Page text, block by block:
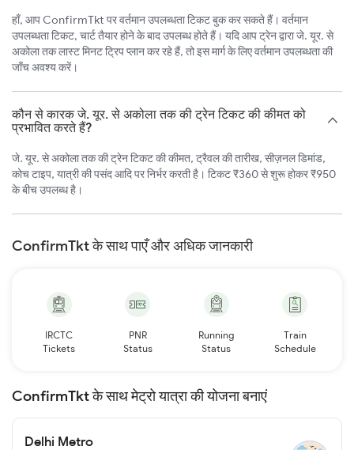
हाँ, आप ConfirmTkt पर वर्तमान उपलब्धता टिकट बुक कर सकते हैं। वर्तमान
उपलब्धता टिकट, चार्ट तैयार होने के बाद उपलब्ध होते हैं। यदि आप ट्रेन द्वारा जे. यूर. से
अकोला तक लास्ट मिनट ट्रिप प्लान कर रहे हैं, तो इस मार्ग के लिए वर्तमान उपलब्धता की
जाँच अवश्य करें।
कौन से कारक जे. यूर. से अकोला तक की ट्रेन टिकट की कीमत को
प्रभावित करते हैं?
जे. यूर. से अकोला तक की ट्रेन टिकट की कीमत, ट्रैवल की तारीख, सीज़नल डिमांड,
कोच टाइप, यात्री की पसंद आदि पर निर्भर करती है। टिकट ₹360 से शुरू होकर ₹950
के बीच उपलब्ध है।
ConfirmTkt के साथ पाएँ और अधिक जानकारी
IRCTC
Tickets
PNR
Status
Running
Status
Train
Schedule
ConfirmTkt के साथ मेट्रो यात्रा की योजना बनाएं
Delhi Metro